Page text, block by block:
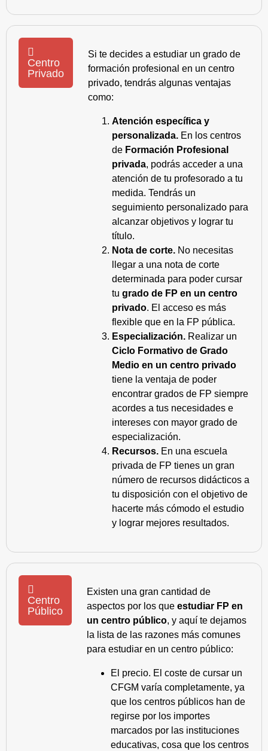
Centro
Privado
Si te decides a estudiar un grado de
formación profesional en un centro
privado, tendrás algunas ventajas
como:
Atención específica y
personalizada. En los centros
de Formación Profesional
privada, podrás acceder a una
atención de tu profesorado a tu
medida. Tendrás un
seguimiento personalizado para
alcanzar objetivos y lograr tu
título.
Nota de corte. No necesitas
llegar a una nota de corte
determinada para poder cursar
tu grado de FP en un centro
privado. El acceso es más
flexible que en la FP pública.
Especialización. Realizar un
Ciclo Formativo de Grado
Medio en un centro privado
tiene la ventaja de poder
encontrar grados de FP siempre
acordes a tus necesidades e
intereses con mayor grado de
especialización.
Recursos. En una escuela
privada de FP tienes un gran
número de recursos didácticos a
tu disposición con el objetivo de
hacerte más cómodo el estudio
y lograr mejores resultados.
Centro
Público
Existen una gran cantidad de
aspectos por los que estudiar FP en
un centro público, y aquí te dejamos
la lista de las razones más comunes
para estudiar en un centro público:
El precio. El coste de cursar un
CFGM varía completamente, ya
que los centros públicos han de
regirse por los importes
marcados por las instituciones
educativas, cosa que los centros